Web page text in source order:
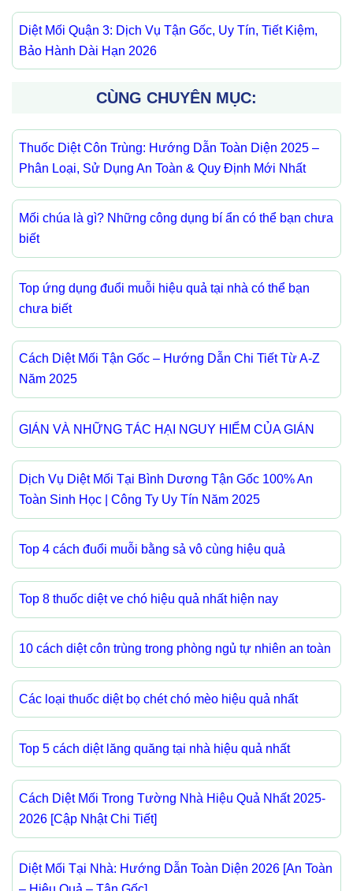
Diệt Mối Quận 3: Dịch Vụ Tận Gốc, Uy Tín, Tiết Kiệm,
Bảo Hành Dài Hạn 2026
CÙNG CHUYÊN MỤC:
Thuốc Diệt Côn Trùng: Hướng Dẫn Toàn Diện 2025 –
Phân Loại, Sử Dụng An Toàn & Quy Định Mới Nhất
Mối chúa là gì? Những công dụng bí ẩn có thể bạn chưa
biết
Top ứng dụng đuổi muỗi hiệu quả tại nhà có thể bạn
chưa biết
Cách Diệt Mối Tận Gốc – Hướng Dẫn Chi Tiết Từ A-Z
Năm 2025
GIÁN VÀ NHỮNG TÁC HẠI NGUY HIỂM CỦA GIÁN
Dịch Vụ Diệt Mối Tại Bình Dương Tận Gốc 100% An
Toàn Sinh Học | Công Ty Uy Tín Năm 2025
Top 4 cách đuổi muỗi bằng sả vô cùng hiệu quả
Top 8 thuốc diệt ve chó hiệu quả nhất hiện nay
10 cách diệt côn trùng trong phòng ngủ tự nhiên an toàn
Các loại thuốc diệt bọ chét chó mèo hiệu quả nhất
Top 5 cách diệt lăng quăng tại nhà hiệu quả nhất
Cách Diệt Mối Trong Tường Nhà Hiệu Quả Nhất 2025-
2026 [Cập Nhật Chi Tiết]
Diệt Mối Tại Nhà: Hướng Dẫn Toàn Diện 2026 [An Toàn